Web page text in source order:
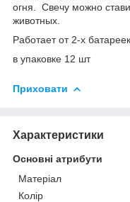
огня. Свечу можно
животных.
Работает от 2-х
в упаковке 12 шт
Приховати
Характеристики
Основні атрибути
Матеріал
Колір